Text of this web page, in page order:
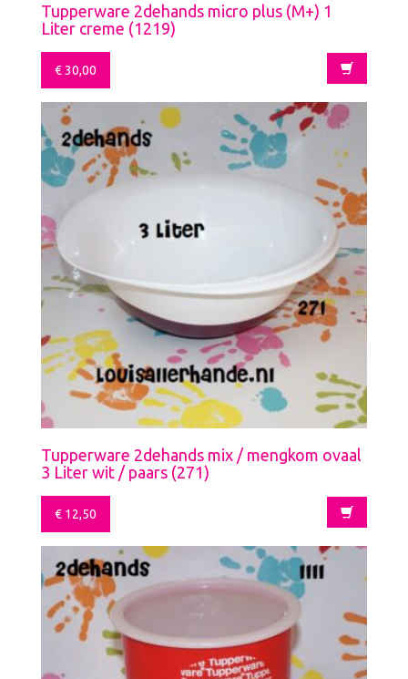
Tupperware 2dehands micro plus (M+) 1
Liter creme (1219)
€30,00
Tupperware 2dehands mix / mengkom ovaal
3 Liter wit / paars (271)
€ 12,50